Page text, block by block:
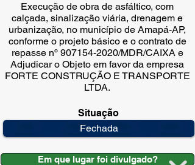
Execução de obra de asfáltico, com
calçada, sinalização viária, drenagem e
urbanização, no município de Amapá-AP,
conforme o projeto básico e o contrato de
repasse nº 907154-2020/MDR/CAIXA e
Adjudicar o Objeto em favor da empresa
FORTE CONSTRUÇÃO E TRANSPORTE
LTDA.
Situação
Fechada
Em que lugar foi divulgado?